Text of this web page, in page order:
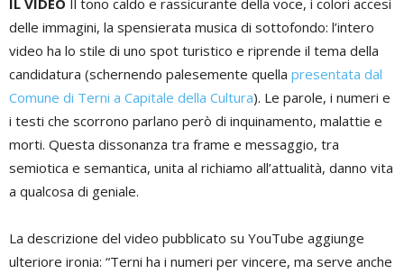
delle immagini, la spensierata musica di sottofondo: l’intero
video ha lo stile di uno spot turistico e riprende il tema della
candidatura (schernendo palesemente quella presentata dal
Comune di Terni a Capitale della Cultura). Le parole, i numeri e
i testi che scorrono parlano però di inquinamento, malattie e
morti. Questa dissonanza tra frame e messaggio, tra
semiotica e semantica, unita al richiamo all’attualità, danno vita
a qualcosa di geniale.
La descrizione del video pubblicato su YouTube aggiunge
ulteriore ironia: “Terni ha i numeri per vincere, ma serve anche